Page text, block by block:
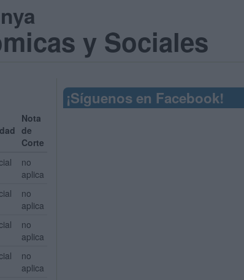
y Sociales
Nota
de
Corte
no
aplica
no
aplica
no
aplica
no
aplica
¡Síguenos en Facebook!